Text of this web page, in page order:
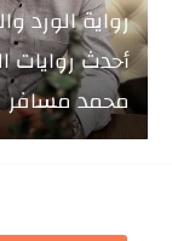
رواية الورد
أحدث روايات
محمد مسافر